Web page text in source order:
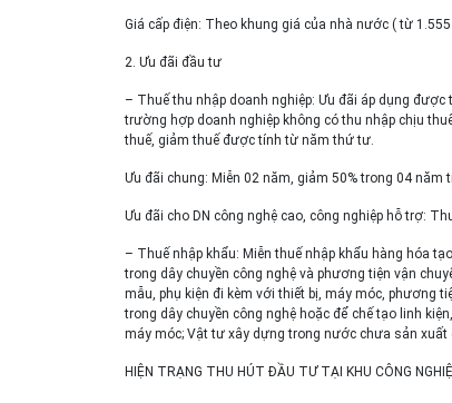
Giá cấp điện: Theo khung giá của nhà nước ( từ
2. Ưu đãi đầu tư
– Thuế thu nhập doanh nghiệp: Ưu đãi áp dụng
trường hợp doanh nghiệp không có thu nhập chịu
thuế, giảm thuế được tính từ năm thứ tư.
Ưu đãi chung: Miễn 02 năm, giảm 50% trong 04 năm
Ưu đãi cho DN công nghệ cao, công nghiệp hỗ trợ:
– Thuế nhập khẩu: Miễn thuế nhập khẩu hàng hóa
trong dây chuyền công nghệ và phương tiện vận
mẫu, phụ kiện đi kèm với thiết bị, máy móc, phương
trong dây chuyền công nghệ hoặc để chế tạo linh
máy móc; Vật tư xây dựng trong nước chưa sản xuất
HIỆN TRẠNG THU HÚT ĐẦU TƯ TẠI KHU CÔNG